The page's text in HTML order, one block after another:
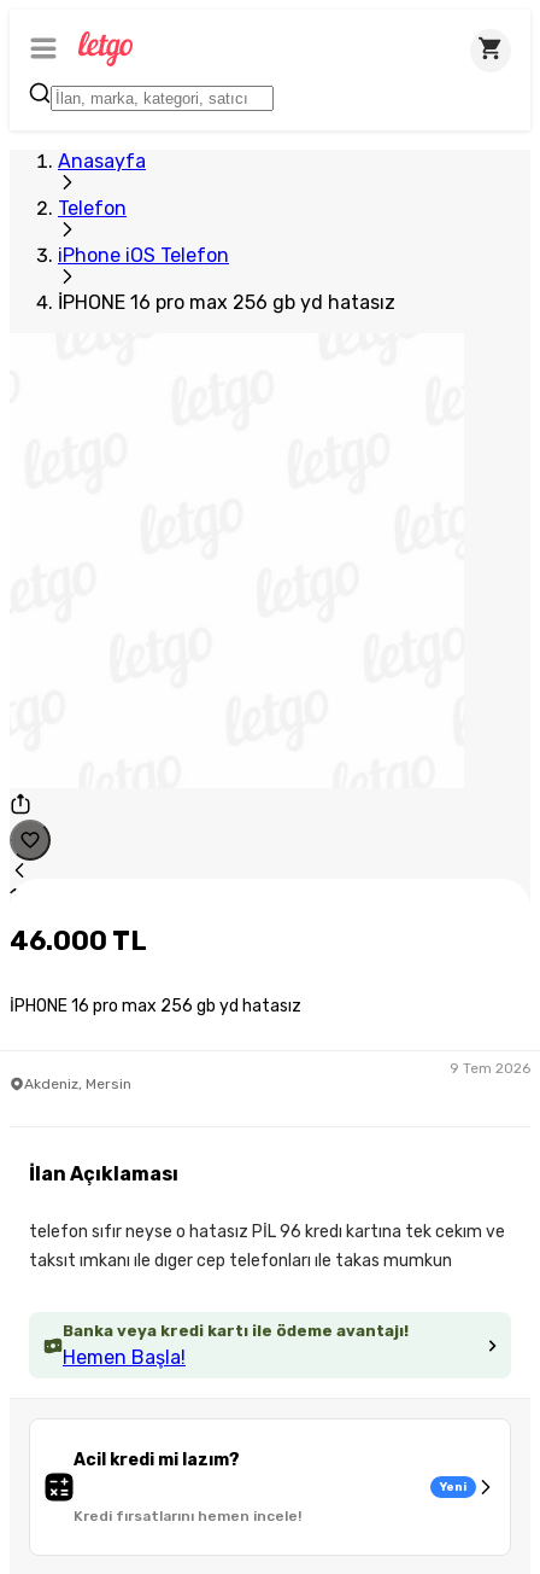
Anasayfa
Telefon
iPhone iOS Telefon
İPHONE 16 pro max 256 gb yd hatasız
1
Plus Satıcı
46.000 TL
İPHONE 16 pro max 256 gb yd hatasız
Akdeniz, Mersin
9 Tem 2026
Banka veya kredi kartı ile ödeme avantajı!
Hemen Başla!
Acil kredi mi lazım?
Kredi fırsatlarını hemen incele!
Yeni
İlan Açıklaması
telefon sıfır neyse o hatasız PİL 96 kredı kartına tek cekım ve
taksıt ımkanı ıle dıger cep telefonları ıle takas mumkun